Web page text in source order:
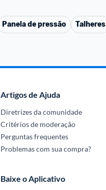
Panela de pressão Talheres
Artigos de Ajuda
Diretrizes da comunidade
Critérios de moderação
Perguntas frequentes
Problemas com sua compra?
Baixe o Aplicativo